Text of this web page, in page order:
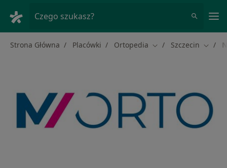
Czego szukasz?
Strona Główna Placówki Ortopedia Zmień miasto
Szczecin Zmień